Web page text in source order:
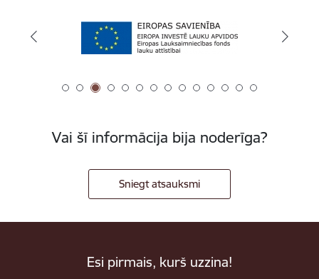
Vai šī informācija bija noderīga?
Sniegt atsauksmi
Esi pirmais, kurš uzzina!